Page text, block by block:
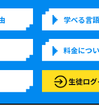
学べる言
料金につ
生徒ログ